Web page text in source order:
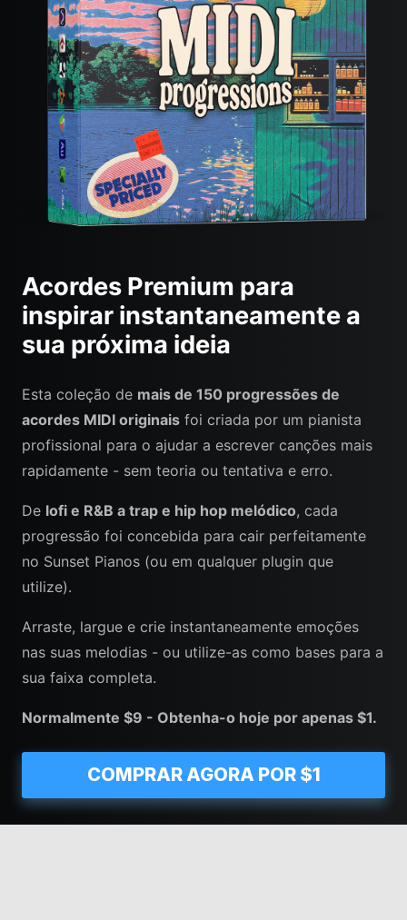
Acordes Premium para
inspirar instantaneamente a
sua próxima ideia
Esta coleção de mais de 150 progressões de
acordes MIDI originais foi criada por um pianista
profissional para o ajudar a escrever canções mais
rapidamente - sem teoria ou tentativa e erro.
De lofi e R&B a trap e hip hop melódico, cada
progressão foi concebida para cair perfeitamente
no Sunset Pianos (ou em qualquer plugin que
utilize).
Arraste, largue e crie instantaneamente emoções
nas suas melodias - ou utilize-as como bases para a
sua faixa completa.
Normalmente $9 - Obtenha-o hoje por apenas $1.
COMPRAR AGORA POR $1